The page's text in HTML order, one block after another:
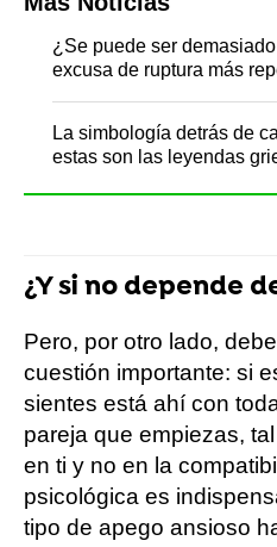
¿Se puede ser
excusa de ruptura más
La simbología detrás de
estas son las leyendas
¿Y si no depende
Pero, por otro lado,
cuestión importante: si
sientes está ahí con
pareja que empiezas,
en ti y no en la
psicológica es
tipo de apego ansioso